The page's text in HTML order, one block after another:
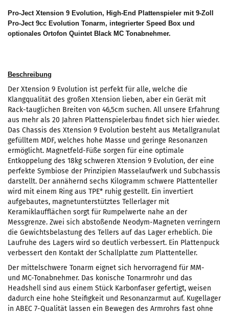
Pro-Ject Xtension 9 Evolution, High-End Plattenspieler mit 9-Zoll
Pro-Ject 9cc Evolution Tonarm, integrierter Speed Box und
optionales Ortofon Quintet Black MC Tonabnehmer.
Beschreibung
Der Xtension 9 Evolution ist perfekt für alle, welche die
Klangqualität des großen Xtension lieben, aber ein Gerät mit
Rack-tauglichen Breiten von 46,5cm suchen. All unsere Erfahrung
aus mehr als 20 Jahren Plattenspielerbau findet sich hier wieder.
Das Chassis des Xtension 9 Evolution besteht aus Metallgranulat
gefülltem MDF, welches hohe Masse und geringe Resonanzen
ermöglicht. Magnetfeld-Füße sorgen für eine optimale
Entkoppelung des 18kg schweren Xtension 9 Evolution, der eine
perfekte Symbiose der Prinzipien Masselaufwerk und Subchassis
darstellt. Der annähernd sechs Kilogramm schwere Plattenteller
wird mit einem Ring aus TPE* ruhig gestellt. Ein invertiert
aufgebautes, magnetunterstütztes Tellerlager mit
Keramiklaufflächen sorgt für Rumpelwerte nahe an der
Messgrenze. Zwei sich abstoßende Neodym-Magneten verringern
die Gewichtsbelastung des Tellers auf das Lager erheblich. Die
Laufruhe des Lagers wird so deutlich verbessert. Ein Plattenpuck
verbessert den Kontakt der Schallplatte zum Plattenteller.
Der mittelschwere Tonarm eignet sich hervorragend für MM-
und MC-Tonabnehmer. Das konische Tonarmrohr und das
Headshell sind aus einem Stück Karbonfaser gefertigt, weisen
dadurch eine hohe Steifigkeit und Resonanzarmut auf. Kugellager
in ABEC 7-Qualität lassen ein Bewegen des Armrohrs fast ohne